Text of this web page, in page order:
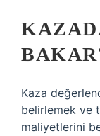
Kaza
belirlemek ve
maliyetlerini